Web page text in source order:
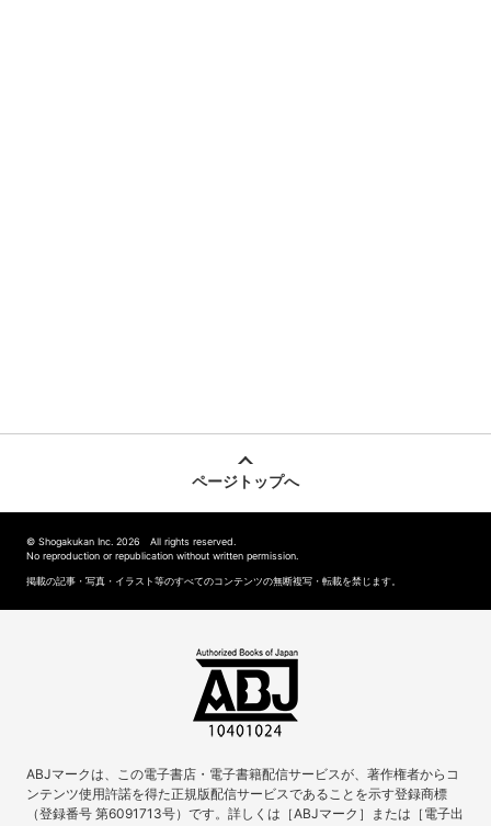
ページトップへ
© Shogakukan Inc. 2026 All rights reserved.
No reproduction or republication without written permission.
掲載の記事・写真・イラスト等のすべてのコンテンツの無断複写・転載を禁じます。
ABJマークは、この電子書店・電子書籍配信サービスが、著作権者からコ
ンテンツ使用許諾を得た正規版配信サービスであることを示す登録商標
（登録番号 第6091713号）です。詳しくは［ABJマーク］または［電子出